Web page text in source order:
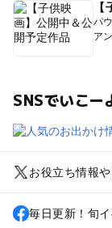
パ
ア
SNSでいこー
お役立ち情報
毎日更新！旬